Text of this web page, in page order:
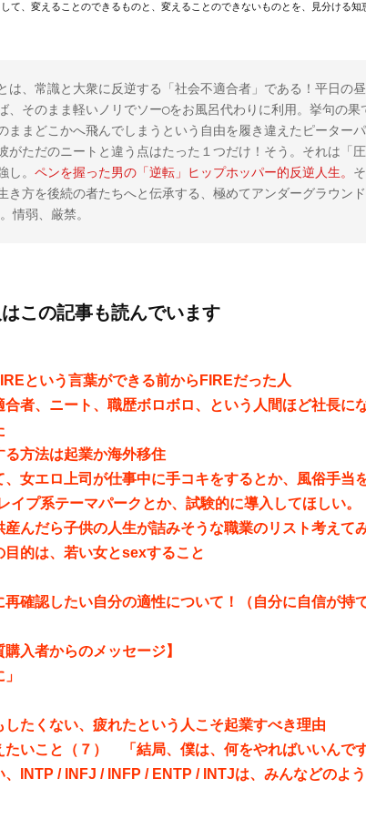
て、変えることのできるものと、変えることのできないものとを、見分ける知
は、常識と大衆に反逆する「社会不適合者」である！平日の
、そのまま軽いノリでソー◯をお風呂代わりに利用。挙句の果
ままどこかへ飛んでしまうという自由を履き違えたピーター
がただのニートと違う点はたった１つだけ！そう。それは「圧
し。 ペンを握った男の「逆転」ヒップホッパー的反逆人生。
き方を後続の者たちへと伝承する、極めてアンダーグラウンド
情弱、厳禁。
この記事も読んでいます
という言葉ができる前からFIREだった人
者、ニート、職歴ボロボロ、という人間ほど社長に
方法は起業か海外移住
女エロ上司が仕事中に手コキをするとか、風俗手当
イプ系テーマパークとか、試験的に導入してほしい。
産んだら子供の人生が詰みそうな職業のリスト考えて
目的は、若い女とsexすること
再確認したい自分の適性について！（自分に自信が持
購入者からのメッセージ】
たくない、疲れたという人こそ起業すべき理由
たいこと（７） 「結局、僕は、何をやればいいんで
INTP / INFJ / INFP / ENTP / INTJは、みんなどのよ